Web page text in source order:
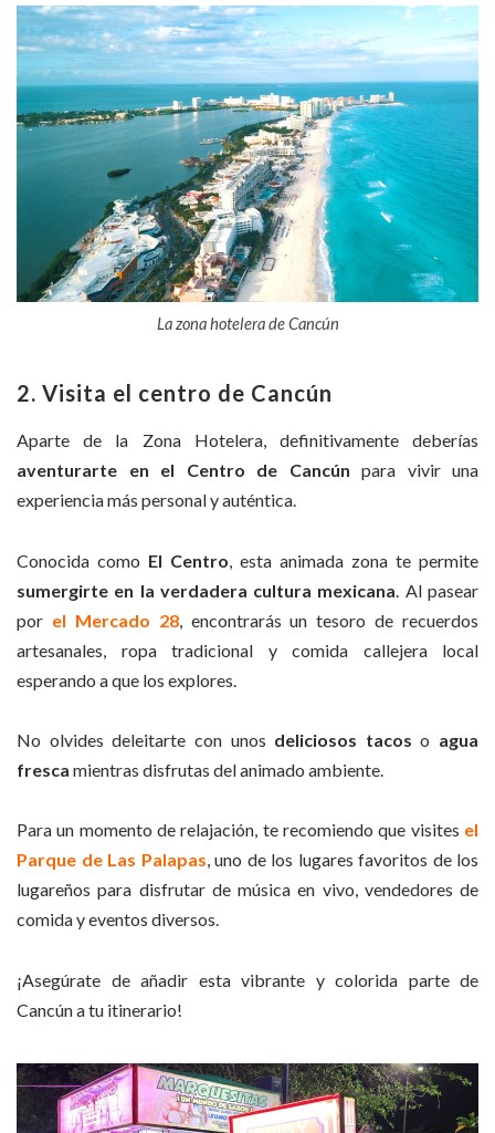
La zona hotelera de Cancún
2. Visita el centro de Cancún
Aparte de la Zona Hotelera, definitivamente deberías
aventurarte en el
Centro de Cancún para vivir una
experiencia más personal y auténtica.
Conocida como El Centro , esta animada zona te permite
sumergirte en la verdadera cultura mexicana . Al pasear
por el Mercado 28, encontrarás un tesoro de recuerdos
artesanales, ropa tradicional y comida callejera local
esperando a que los explores.
No olvides deleitarte con unos deliciosos tacos o agua
fresca mientras disfrutas del animado ambiente.
Para un momento de relajación, te recomiendo que visites el
Parque de Las Palapas, uno de los lugares favoritos de los
lugareños para disfrutar de música en vivo, vendedores de
comida y eventos diversos.
¡Asegúrate de añadir esta vibrante y colorida parte de
Cancún a tu itinerario!